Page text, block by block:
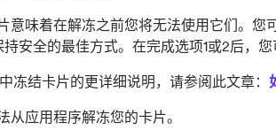
意味着在解冻之前您将无法使用它们。
安全的最佳方式。在完成选项1或2后，您
冻结卡片的更详细说明，请参阅此文章：
应用程序解冻您的卡片。